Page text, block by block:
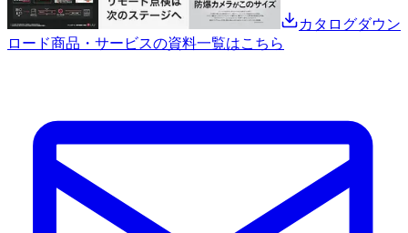
カタログダウン
ロード商品・サービスの資料一覧はこちら